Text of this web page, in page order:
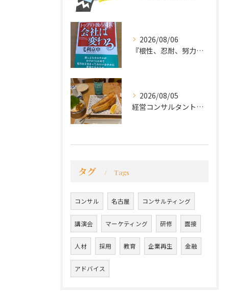
2026/08/06
『根性、忍耐、努力という言葉は死語なのか』
2026/08/05
経営コンサルタントのモーちゃん・毛利京申です。
タグ Tags
コンサル 名古屋 コンサルティング
講演会 マーケティング 研修 面接
人材 採用 教育 企業再生 金融
アドバイス